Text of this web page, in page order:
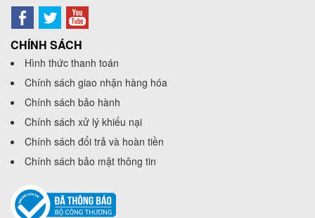
CHÍNH SÁCH
Hình thức thanh toán
Chính sách giao nhận hàng hóa
Chính sách bảo hành
Chính sách xử lý khiếu nại
Chính sách đổi trả và hoàn tiền
Chính sách bảo mật thông tin